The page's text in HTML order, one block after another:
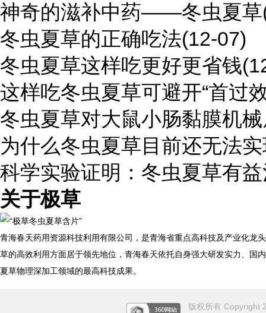
神奇的滋补中药——冬虫夏草
冬虫夏草的正确吃法(12-07)
冬虫夏草这样吃更好更省钱
这样吃冬虫夏草可避开“首过
冬虫夏草对大鼠小肠黏膜机
为什么冬虫夏草目前还无法
科学实验证明：冬虫夏草有
关于极草
青海春天药用资源科技利用有限公司，是青海省重点高科技及产业化龙
草的高效利用方面居于领先地位，青海春天依托自身强大研发实力、国
夏草物理深加工领域的最高科技成果。
版权所有 Copyright